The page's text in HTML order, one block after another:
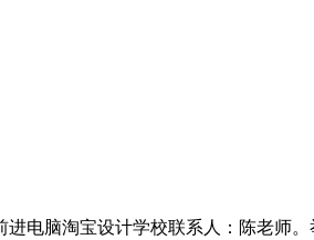
电脑淘宝设计学校联系人：陈老师